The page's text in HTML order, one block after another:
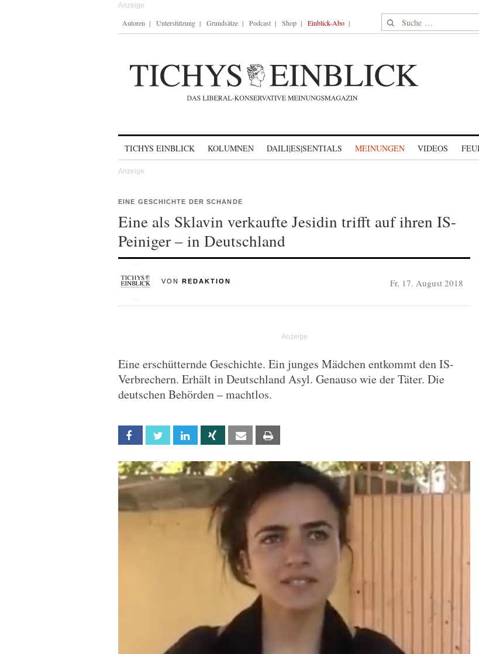
Autoren Unterstützung Grundsätze Podcast Shop Einblick-Abo Suche nach:
TICHYS EINBLICK KOLUMNEN DAILI|ES|SENTIALS MEINUNGEN VIDEOS
EINE GESCHICHTE DER SCHANDE
Eine als Sklavin verkaufte Jesidin trifft auf ihren IS-
Peiniger – in Deutschland
VON REDAKTION Fr, 17. August 2018
Eine erschütternde Geschichte. Ein junges Mädchen entkommt den IS-
Verbrechern. Erhält in Deutschland Asyl. Genauso wie der Täter. Die
deutschen Behörden – machtlos.
Facebook Twitter Linkedin Xing Email